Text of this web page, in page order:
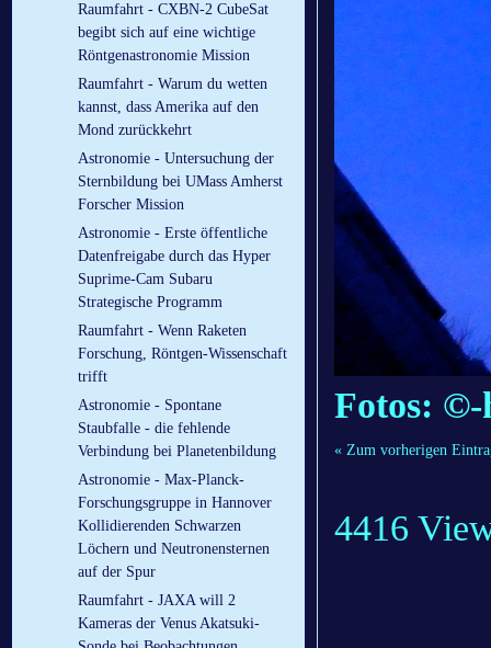
Raumfahrt - CXBN-2 CubeSat
begibt sich auf eine wichtige
Röntgenastronomie Mission
Raumfahrt - Warum du wetten
kannst, dass Amerika auf den
Mond zurückkehrt
Astronomie - Untersuchung der
Sternbildung bei UMass Amherst
Forscher Mission
Astronomie - Erste öffentliche
Datenfreigabe durch das Hyper
Suprime-Cam Subaru
Strategische Programm
Raumfahrt - Wenn Raketen
Forschung, Röntgen-Wissenschaft
trifft
Astronomie - Spontane
Staubfalle - die fehlende
Verbindung bei Planetenbildung
Astronomie - Max-Planck-
Forschungsgruppe in Hannover
Kollidierenden Schwarzen
Löchern und Neutronensternen
auf der Spur
Raumfahrt - JAXA will 2
Kameras der Venus Akatsuki-
Fotos:
« Zum vorherigen
4416